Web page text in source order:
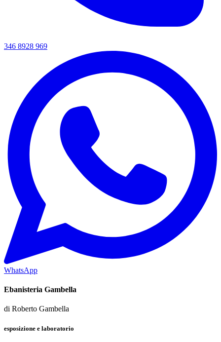
346 8928 969
WhatsApp
Ebanisteria Gambella
di Roberto Gambella
esposizione e laboratorio